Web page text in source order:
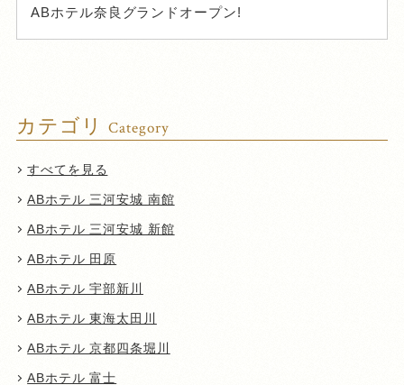
ABホテル奈良グランドオープン!
カテゴリ Category
すべてを見る
ABホテル 三河安城 南館
ABホテル 三河安城 新館
ABホテル 田原
ABホテル 宇部新川
ABホテル 東海太田川
ABホテル 京都四条堀川
ABホテル 富士